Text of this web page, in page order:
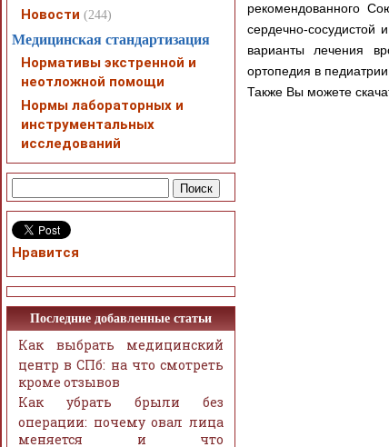
рекомендованного
сердечно-сосудистой
варианты лечения
ортопедия в
Также Вы можете
Новости (244)
Медицинская стандартизация
Нормативы экстренной и
неотложной помощи
Нормы лабораторных и
инструментальных
исследований
Нравится
Последние добавленные статьи
Как выбрать медицинский
центр в СПб: на что смотреть
кроме отзывов
Как убрать брыли без
операции: почему овал лица
меняется и что